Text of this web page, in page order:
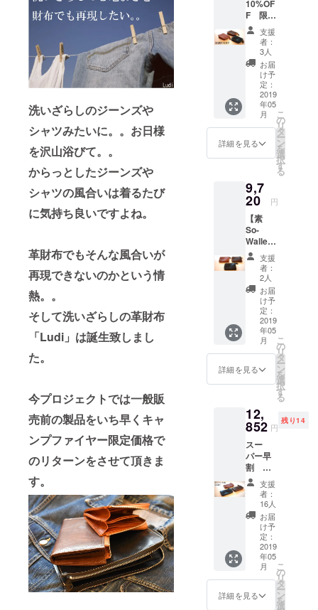
洗いざらしのジーンズや
シャツみたいに。。お日様
を沢山浴びて。。
からっとしたジーンズや
シャツの風合いは着るたび
に気持ち良いですよね。
革財布でもそんな風合いが
再現できないのかという情
熱。。
そして洗いざらしの革財布
「Ludi」は誕生致しまし
た。
今プロジェクトでは一般販
売前の製品をいち早くキャ
ンプファイヤー限定価格で
のリターンをさせて頂きま
す。
キャメ
ル
10%OF
F 限定
50個
【素
Wallet
ショー
トウォ
レット
色は3色
からお
選びく
ださい
ブラッ
カブラ
ウン・
キャメ
ル
支援
者：
3人
お届
け予
定：
2019
年05
月
詳細を見る
こ
の
リ
タ
ー
ン
を
選
択
す
る
9,7
20 円
【素
So-
Wallet
】
ショー
トウォ
レット
色は3色
からお
選びく
ださい
ブラッ
ク・モ
カブラ
ウン・
キャメ
支援
者：
2人
お届
け予
定：
2019
年05
月
詳細を見る
こ
の
リ
タ
ー
ン
を
選
択
す
る
12,
852 円
残り14
スー
パー早
割
15%OF
F 限定
30個
【素
Wallet
】ミド
ルウォ
レット
色は3色
からお
選びく
支援
者：
16人
お届
け予
定：
2019
年05
月
詳細を見る
こ
の
リ
タ
ー
ン
を
選